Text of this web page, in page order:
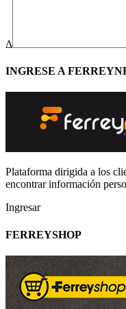
Δ
INGRESE A
Plataforma dirigida a los
encontrar información
Ingresar
FERREYSHOP